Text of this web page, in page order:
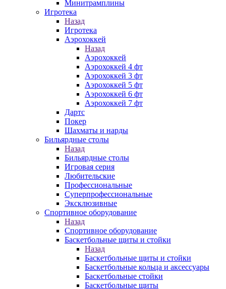
Минитрамплины
Игротека
Назад
Игротека
Аэрохоккей
Назад
Аэрохоккей
Аэрохоккей 4 фт
Аэрохоккей 3 фт
Аэрохоккей 5 фт
Аэрохоккей 6 фт
Аэрохоккей 7 фт
Дартс
Покер
Шахматы и нарды
Бильярдные столы
Назад
Бильярдные столы
Игровая серия
Любительские
Профессиональные
Суперпрофессиональные
Эксклюзивные
Спортивное оборудование
Назад
Спортивное оборудование
Баскетбольные щиты и стойки
Назад
Баскетбольные щиты и стойки
Баскетбольные кольца и аксессуары
Баскетбольные стойки
Баскетбольные щиты